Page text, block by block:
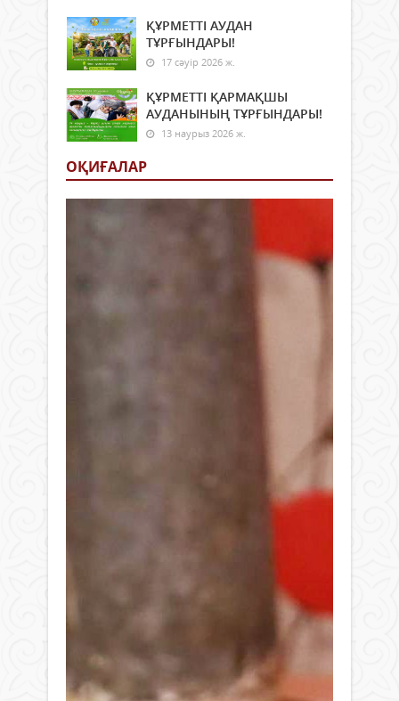
ҚҰРМЕТТІ АУДАН
ТҰРҒЫНДАРЫ!
17 сәуір 2026 ж.
ҚҰРМЕТТІ ҚАРМАҚШЫ
АУДАНЫНЫҢ ТҰРҒЫНДАРЫ!
13 наурыз 2026 ж.
ОҚИҒАЛАР